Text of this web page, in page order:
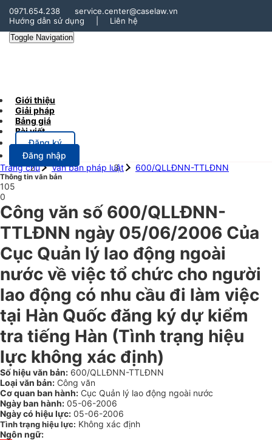
0971.654.238
service.center@caselaw.vn
Hướng dẫn sử dụng
Liên hệ
Toggle Navigation
Giới thiệu
Giải pháp
Bảng giá
Bài viết
Đăng ký
Đăng nhập
Trang chủ
Văn bản pháp luật 600/QLLĐNN-TTLĐNN
Thông tin văn bản
105
0
Công văn số 600/QLLĐNN-
TTLĐNN ngày 05/06/2006 Của
Cục Quản lý lao động ngoài
nước về việc tổ chức cho người
lao động có nhu cầu đi làm việc
tại Hàn Quốc đăng ký dự kiểm
tra tiếng Hàn (Tình trạng hiệu
lực không xác định)
Số hiệu văn bản: 600/QLLĐNN-TTLĐNN
Loại văn bản: Công văn
Cơ quan ban hành: Cục Quản lý lao động ngoài nước
Ngày ban hành: 05-06-2006
Ngày có hiệu lực: 05-06-2006
Tình trạng hiệu lực: Không xác định
Ngôn ngữ: